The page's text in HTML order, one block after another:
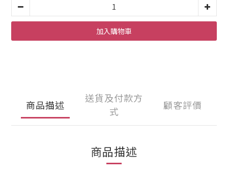
加入購物車
商品描述
送貨及付款方
式
顧客評價
商品描述